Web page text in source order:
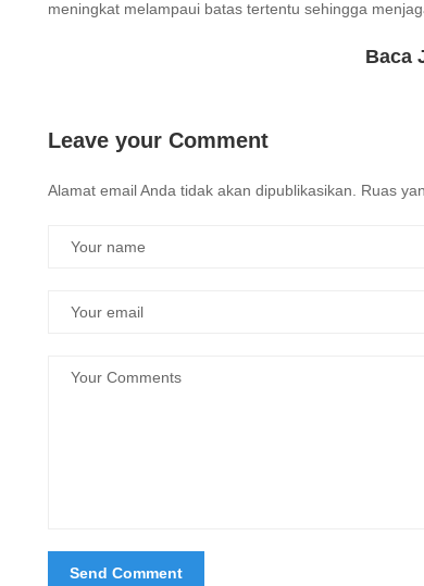
meningkat melampaui batas tertentu sehingga
Baca
Leave your Comment
Alamat email Anda tidak akan dipublikasikan. Ruas